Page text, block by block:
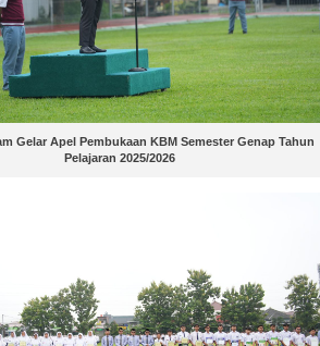
Gelar Apel Pembukaan KBM Semester Genap Tahun
Pelajaran 2025/2026